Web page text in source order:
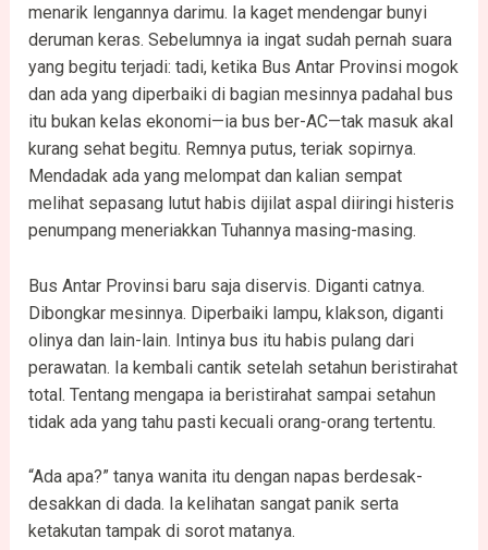
menarik lengannya darimu. Ia kaget mendengar bunyi
deruman keras. Sebelumnya ia ingat sudah pernah suara
yang begitu terjadi: tadi, ketika Bus Antar Provinsi mogok
dan ada yang diperbaiki di bagian mesinnya padahal bus
itu bukan kelas ekonomi—ia bus ber-AC—tak masuk akal
kurang sehat begitu. Remnya putus, teriak sopirnya.
Mendadak ada yang melompat dan kalian sempat
melihat sepasang lutut habis dijilat aspal diiringi histeris
penumpang meneriakkan Tuhannya masing-masing.
Bus Antar Provinsi baru saja diservis. Diganti catnya.
Dibongkar mesinnya. Diperbaiki lampu, klakson, diganti
olinya dan lain-lain. Intinya bus itu habis pulang dari
perawatan. Ia kembali cantik setelah setahun beristirahat
total. Tentang mengapa ia beristirahat sampai setahun
tidak ada yang tahu pasti kecuali orang-orang tertentu.
“Ada apa?” tanya wanita itu dengan napas berdesak-
desakkan di dada. Ia kelihatan sangat panik serta
ketakutan tampak di sorot matanya.